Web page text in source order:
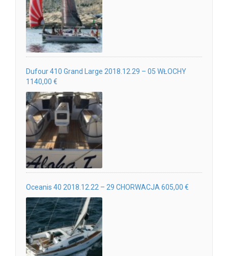
Dufour 410 Grand Large 2018.12.29 – 05 WŁOCHY
1140,00 €
Oceanis 40 2018.12.22 – 29 CHORWACJA 605,00 €